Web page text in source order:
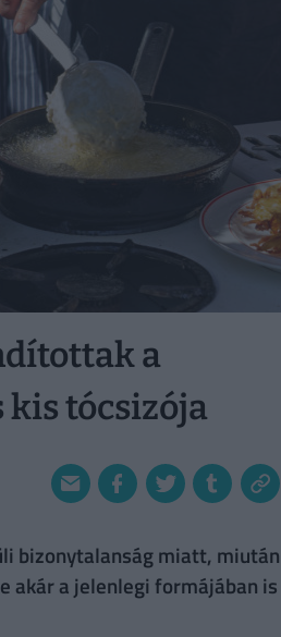
a
tócsizója
bizonytalanság miatt, miután
akár a jelenlegi formájában is